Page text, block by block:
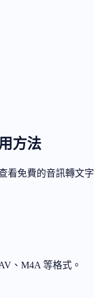
方法
看免費的音訊轉文字
、M4A 等格式。